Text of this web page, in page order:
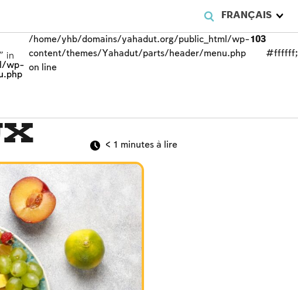
FRANÇAIS
in
wp-
/home/yhb/domains/yahadut.org/public_html/wp-
content/themes/Yahadut/parts/header/menu.php
on line
103
< 1 minutes à lire